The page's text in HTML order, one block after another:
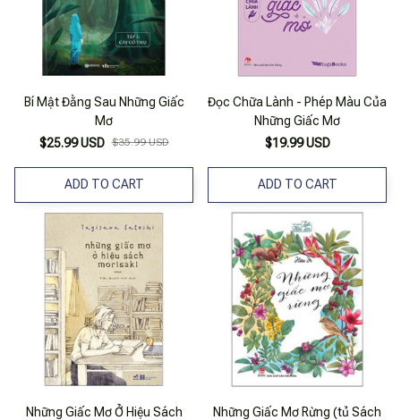
Bí Mật Đằng Sau Những Giấc
Mơ
$25.99 USD $35.99 USD
ADD TO CART
Đọc Chữa Lành - Phép Màu Của
Những Giấc Mơ
$19.99 USD
ADD TO CART
Những Giấc Mơ Ở Hiệu Sách
Những Giấc Mơ Rừng (tủ Sách